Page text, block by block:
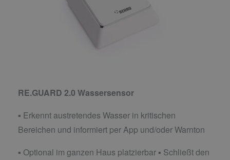
RE.GUARD 2.0 Wassersensor
▪ Erkennt austretendes Wasser in kritischen
Bereichen und informiert per App und/oder Warnton
▪ Optional im ganzen Haus platzierbar ▪ Schließt den